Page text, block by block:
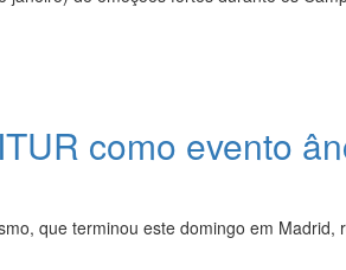
como evento
que terminou este domingo em